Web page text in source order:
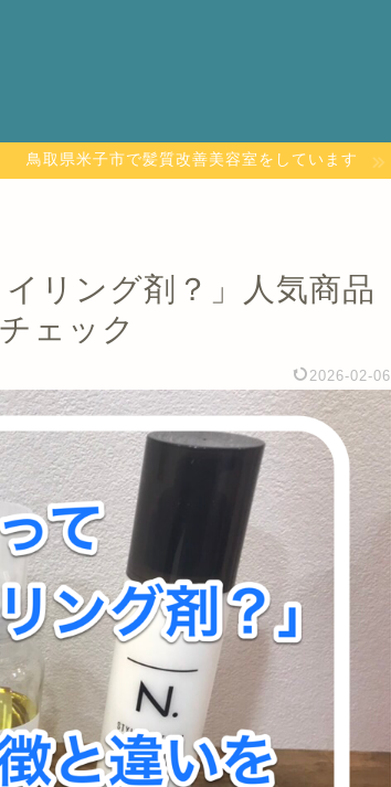
鳥取県米子市で髪質改善美容室をしています
リング剤？」人気商品
ェック
2026-02-06